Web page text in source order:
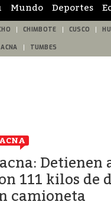
Mundo Deportes
CHIMBOTE CUSCO
TUMBES
Detienen
111 kilos de
camioneta